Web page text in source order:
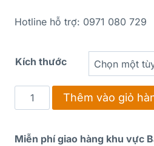
Hotline hỗ trợ: 0971 080 729
Kích thước
Thêm vào giỏ
Miễn phí giao hàng khu vực